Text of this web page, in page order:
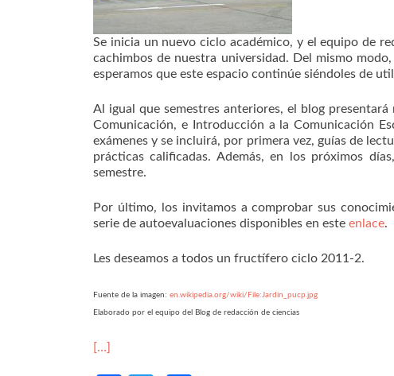
Se inicia un nuevo ciclo académico, y el equipo de
cachimbos de nuestra universidad. Del mismo
esperamos que este espacio continúe siéndoles de
Al igual que semestres anteriores, el blog
Comunicación, e Introducción a la Comunicación
exámenes y se incluirá, por primera vez, guías de
prácticas calificadas. Además, en los próximos
semestre.
Por último, los invitamos a comprobar sus
serie de autoevaluaciones disponibles en este enlace.
Les deseamos a todos un fructífero ciclo 2011-2.
Fuente de la imagen: en.wikipedia.org/wiki/File:Jardin_pucp.jpg
Elaborado por el equipo del Blog de redacción de ciencias
[…]